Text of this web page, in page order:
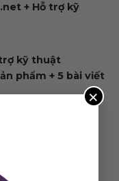
×
+ Hỗ trợ kỹ
kỹ thuật
phẩm + 5 bài viết
hosting